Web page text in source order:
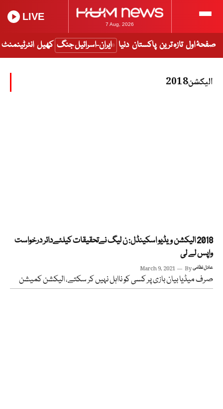
7 Aug, 2026
LIVE
صفحۂ اول تازہ ترین پاکستان دنیا ایران-اسرائیل جنگ کھیل انٹرٹینمنٹ
الیکشن2018
2018 الیکشن ویڈیو اسکینڈل: ن لیگ نےتحقیقات کیلئےدائر درخواست
واپس لے لی
March 9, 2021 Byعادل نظامی
صرف میڈیا بیان بازی پر کسی کو نااہل نہیں کر سکتے، الیکشن کمیشن